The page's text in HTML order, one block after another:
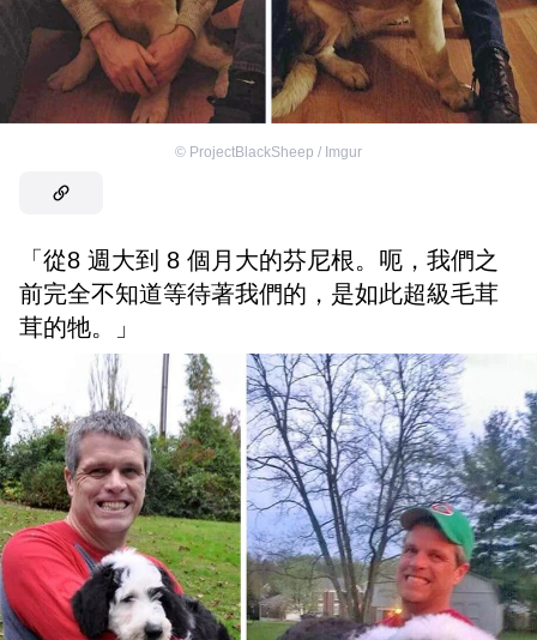
© ProjectBlackSheep / Imgur
「從8 週大到 8 個月大的芬尼根。呃，我們之
前完全不知道等待著我們的，是如此超級毛茸
茸的牠。」